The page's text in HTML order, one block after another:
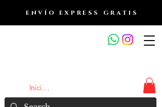
OUTLET DE FRAGANCIAS
Iniciar sesión
ENVÍO EXPRESS GRATIS